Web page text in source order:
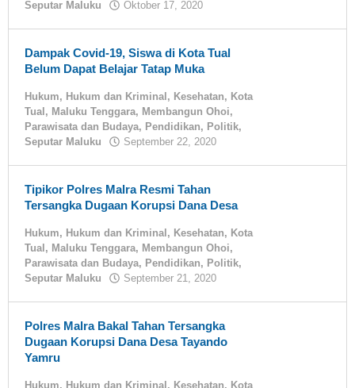
Seputar Maluku
Oktober 17, 2020
Dampak Covid-19, Siswa di Kota Tual
Belum Dapat Belajar Tatap Muka
Hukum, Hukum dan Kriminal , Kesehatan, Kota
Tual , Maluku Tenggara, Membangun Ohoi,
Parawisata dan Budaya, Pendidikan, Politik,
Seputar Maluku
September 22, 2020
Tipikor Polres Malra Resmi Tahan
Tersangka Dugaan Korupsi Dana Desa
Hukum, Hukum dan Kriminal , Kesehatan, Kota
Tual , Maluku Tenggara, Membangun Ohoi,
Parawisata dan Budaya, Pendidikan, Politik,
Seputar Maluku
September 21, 2020
Polres Malra Bakal Tahan Tersangka
Dugaan Korupsi Dana Desa Tayando
Yamru
Hukum, Hukum dan Kriminal , Kesehatan, Kota